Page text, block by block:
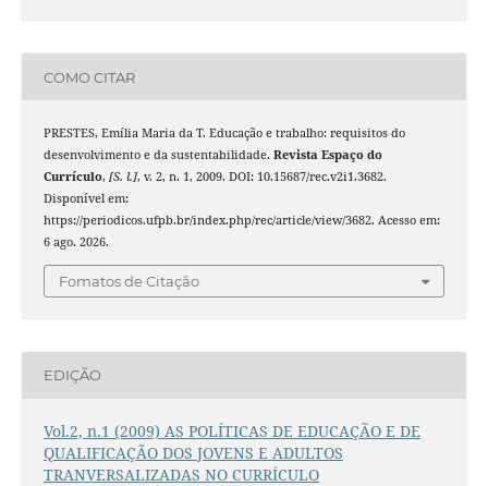
COMO CITAR
PRESTES, Emília Maria da T. Educação e trabalho: requisitos do
desenvolvimento e da sustentabilidade. Revista Espaço do
Currículo, [S. l.], v. 2, n. 1, 2009. DOI: 10.15687/rec.v2i1.3682.
Disponível em:
https://periodicos.ufpb.br/index.php/rec/article/view/3682. Acesso em:
6 ago. 2026.
Fomatos de Citação
EDIÇÃO
Vol.2, n.1 (2009) AS POLÍTICAS DE EDUCAÇÃO E DE
QUALIFICAÇÃO DOS JOVENS E ADULTOS
TRANVERSALIZADAS NO CURRÍCULO